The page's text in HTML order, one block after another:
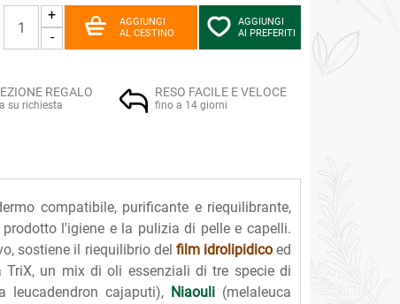
+
-
AGGIUNGI
AL CESTINO
AGGIUNGI
AI PREFERITI
REGALO
su richiesta
RESO FACILE E VELOCE
fino a 14 giorni
compatibile, purificante e riequilibrante,
l'igiene e la pulizia di pelle e capelli.
sostiene il riequilibrio del film idrolipidicoed
un mix di oli essenziali di tre specie di
leucadendron cajaputi), Niaouli (melaleuca